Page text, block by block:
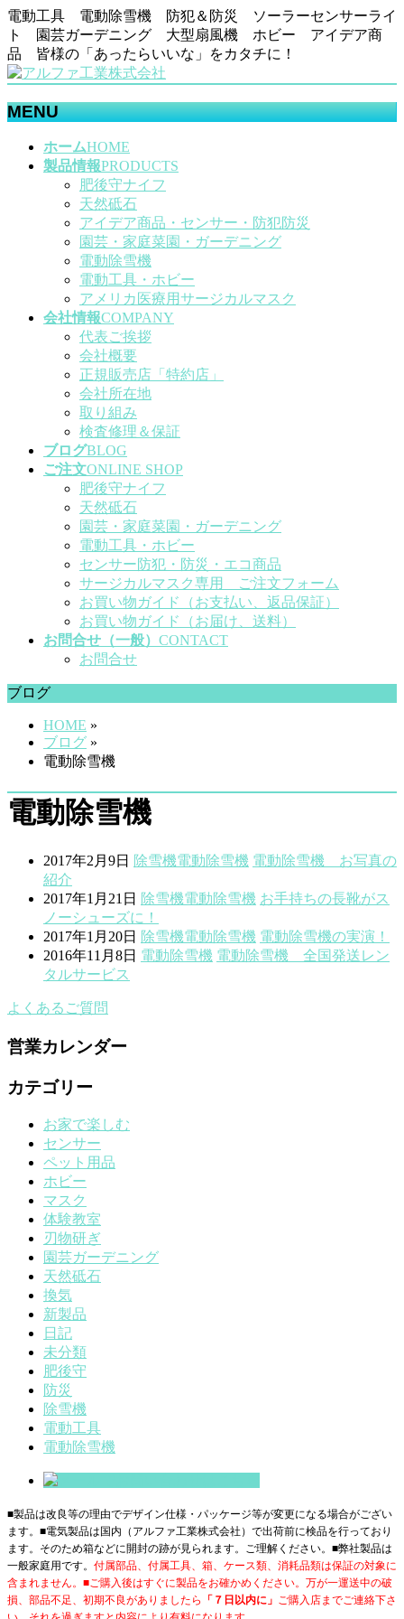
電動工具 電動除雪機 防犯＆防災 ソーラーセンサーライ
ト 園芸ガーデニング 大型扇風機 ホビー アイデア商
品 皆様の「あったらいいな」をカタチに！
MENU
ホームHOME
製品情報PRODUCTS
肥後守ナイフ
天然砥石
アイデア商品・センサー・防犯防災
園芸・家庭菜園・ガーデニング
電動除雪機
電動工具・ホビー
アメリカ医療用サージカルマスク
会社情報COMPANY
代表ご挨拶
会社概要
正規販売店「特約店」
会社所在地
取り組み
検査修理＆保証
ブログBLOG
ご注文ONLINE SHOP
肥後守ナイフ
天然砥石
園芸・家庭菜園・ガーデニング
電動工具・ホビー
センサー防犯・防災・エコ商品
サージカルマスク専用 ご注文フォーム
お買い物ガイド（お支払い、返品保証）
お買い物ガイド（お届け、送料）
お問合せ（一般） CONTACT
お問合せ
ブログ
HOME »
ブログ »
電動除雪機
電動除雪機
2017年2月9日 除雪機電動除雪機 電動除雪機 お写真の
紹介
2017年1月21日 除雪機電動除雪機 お手持ちの長靴がス
ノーシューズに！
2017年1月20日 除雪機電動除雪機 電動除雪機の実演！
2016年11月8日 電動除雪機 電動除雪機 全国発送レン
タルサービス
よくあるご質問
営業カレンダー
カテゴリー
お家で楽しむ
センサー
ペット用品
ホビー
マスク
体験教室
刃物研ぎ
園芸ガーデニング
天然砥石
換気
新製品
日記
未分類
肥後守
防災
除雪機
電動工具
電動除雪機
■製品は改良等の理由でデザイン仕様・パッケージ等が変更になる場合がござい
ます。■電気製品は国内（アルファ工業株式会社）で出荷前に検品を行っており
ます。そのため箱などに開封の跡が見られます。ご理解ください。■弊社製品は
一般家庭用です。 付属部品、付属工具、箱、ケース類、消耗品類は保証の対象に
含まれません。■ご購入後はすぐに製品をお確かめください。万が一運送中の破
損、部品不足、初期不良がありましたら
「７日以内に」 ご購入店までご連絡下さ